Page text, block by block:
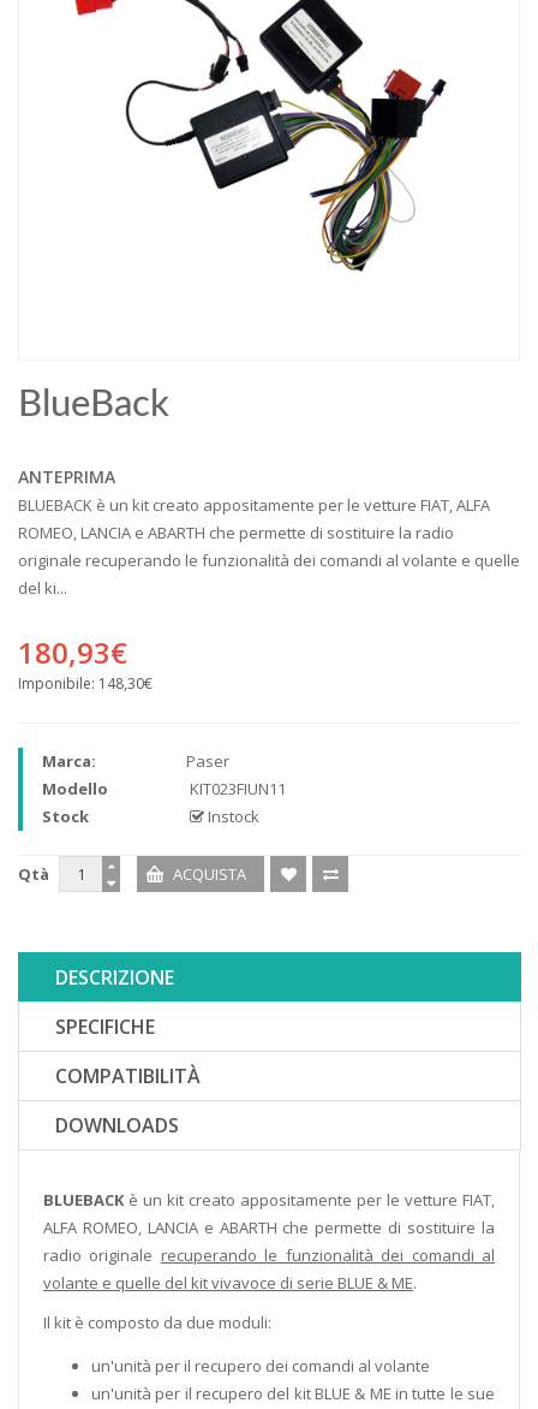
BlueBack
ANTEPRIMA
BLUEBACK è un kit creato appositamente per le vetture FIAT, ALFA
ROMEO, LANCIA e ABARTH che permette di sostituire la radio
originale recuperando le funzionalità dei comandi al volante e quelle
del ki...
180,93€
Imponibile: 148,30€
Marca:
Paser
Modello
KIT023FIUN11
Stock
Instock
Qtà
DESCRIZIONE
SPECIFICHE
COMPATIBILITÀ
DOWNLOADS
BLUEBACKè un kit creato appositamente per le vetture FIAT,
ALFA ROMEO, LANCIA e ABARTH che permette di sostituire la
radio originale recuperando le funzionalità dei comandi al
volante e quelle del kit vivavoce di serie BLUE & ME.
Il kit è composto da due moduli:
un'unità per il recupero dei comandi al volante
un'unità per il recupero del kit BLUE & ME in tutte le sue